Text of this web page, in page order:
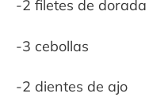
-2 filetes de dorada
-3 cebollas
-2 dientes de ajo